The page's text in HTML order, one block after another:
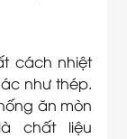
cách nhiệt
như thép.
ăn mòn
chất liệu